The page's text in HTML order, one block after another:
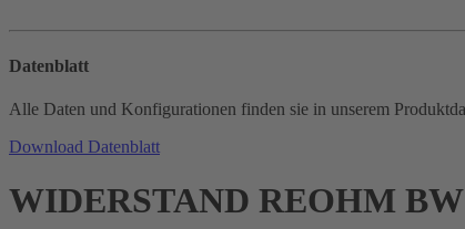
Datenblatt
Alle Daten und Konfigurationen finden sie in unserem
Download Datenblatt
WIDERSTAND REOHM BW